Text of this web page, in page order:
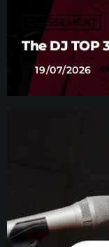
CLASSEMENT
19/07/2026